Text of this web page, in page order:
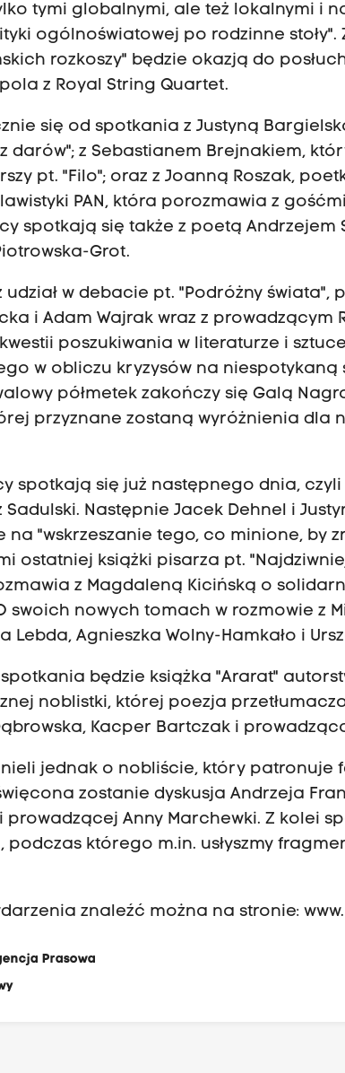
tymi globalnymi, ale też lokalnymi i
ogólnoświatowej po rodzinne
rozkoszy" będzie okazją do
z Royal String Quartet.
się od spotkania z Justyną
darów"; z Sebastianem Brejnakiem,
pt. "Filo"; oraz z Joanną Roszak,
PAN, która porozmawia z
spotkają się także z poetą Andrzejem
Grot.
udział w debacie pt. "Podróżny świata",
i Adam Wajrak wraz z prowadzącym
poszukiwania w literaturze i
w obliczu kryzysów na
półmetek zakończy się Galą
przyznane zostaną wyróżnienia dla
spotkają się już następnego dnia,
Następnie Jacek Dehnel i
"wskrzeszanie tego, co minione, by
ostatniej książki pisarza pt.
z Magdaleną Kicińską o
swoich nowych tomach w rozmowie z
Lebda, Agnieszka Wolny-Hamkało i
będzie książka "Ararat"
noblistki, której poezja
Kacper Bartczak i
jednak o nobliście, który patronuje
zostanie dyskusja Andrzeja
prowadzącej Anny Marchewki. Z kolei
którego m.in. usłyszmy
znaleźć można na stronie:
Prasowa